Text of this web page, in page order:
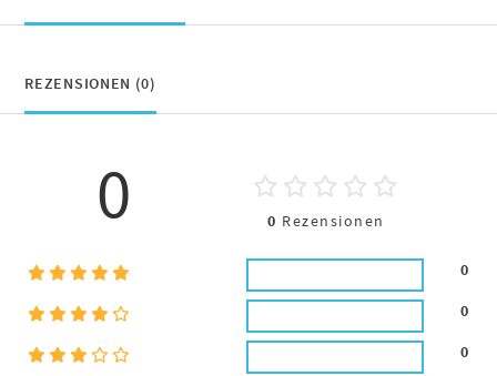
REZENSIONEN (0)
0 0 Rezensionen
0
0
0